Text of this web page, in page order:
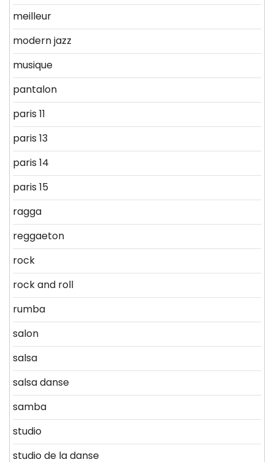
meilleur
modern jazz
musique
pantalon
paris 11
paris 13
paris 14
paris 15
ragga
reggaeton
rock
rock and roll
rumba
salon
salsa
salsa danse
samba
studio
studio de la danse